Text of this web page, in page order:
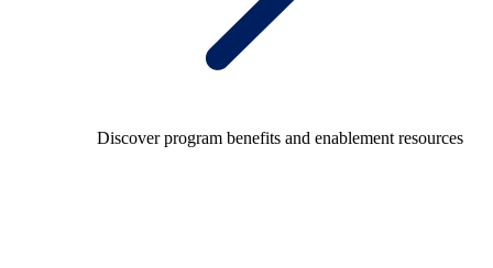
Discover program benefits and enablement resources